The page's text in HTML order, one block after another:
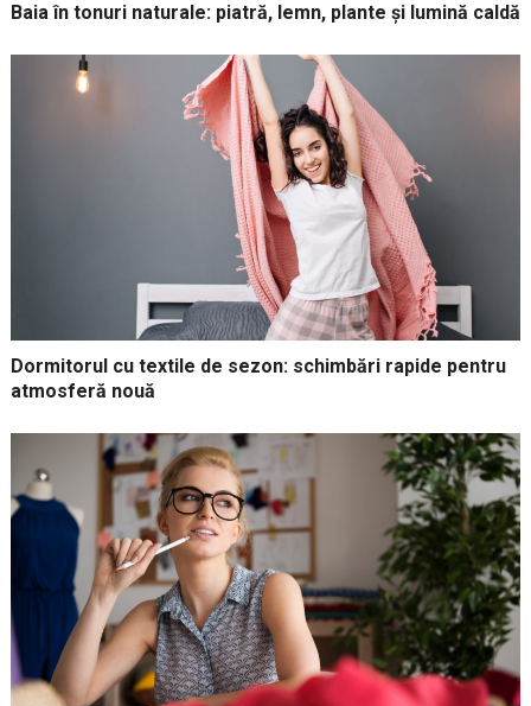
Baia în tonuri naturale: piatră, lemn, plante și lumină caldă
Dormitorul cu textile de sezon: schimbări rapide pentru
atmosferă nouă